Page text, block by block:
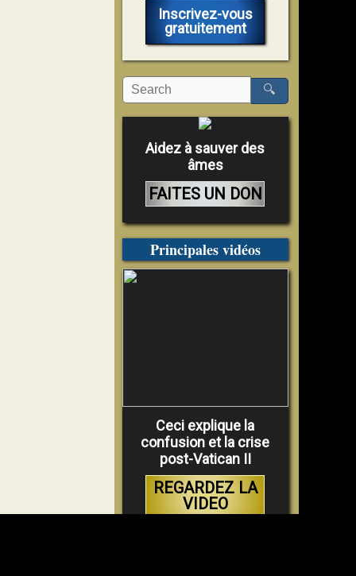
Inscrivez-vous
gratuitement
🔍
Aidez à sauver des
âmes
FAITES UN DON
Principales vidéos
Ceci explique la
confusion et la crise
post-Vatican II
REGARDEZ LA
VIDEO